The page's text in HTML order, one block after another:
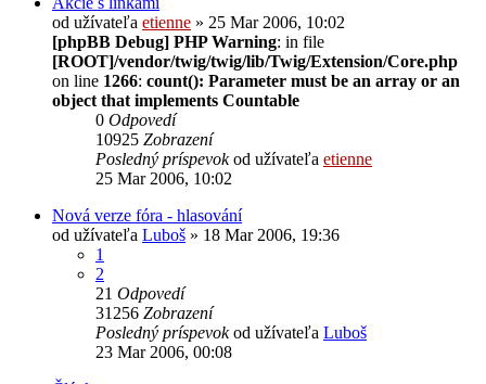
od užívateľa etienne » 25 Mar 2006, 10:02
[phpBB Debug] PHP Warning: in file
[ROOT]/vendor/twig/twig/lib/Twig/Extension/Core.php
on line 1266: count(): Parameter must be an array or an
object that implements Countable
0 Odpovedí
10925 Zobrazení
Posledný príspevokod užívateľa etienne
25 Mar 2006, 10:02
Nová verze fóra - hlasování
od užívateľa Luboš » 18 Mar 2006, 19:36
1
2
21 Odpovedí
31256 Zobrazení
Posledný príspevokod užívateľa Luboš
23 Mar 2006, 00:08